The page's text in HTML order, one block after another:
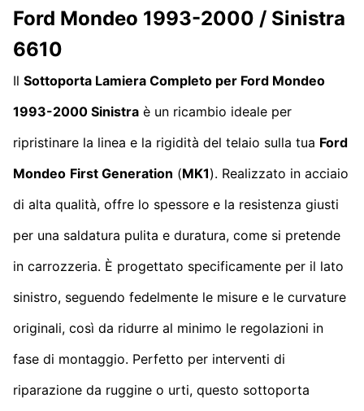
Ford Mondeo 1993-2000 / Sinistra
6610
Il Sottoporta Lamiera Completo per Ford Mondeo
1993-2000 Sinistra è un ricambio ideale per
ripristinare la linea e la rigidità del telaio sulla tua Ford
Mondeo First Generation (MK1). Realizzato in acciaio
di alta qualità, offre lo spessore e la resistenza giusti
per una saldatura pulita e duratura, come si pretende
in carrozzeria. È progettato specificamente per il lato
sinistro, seguendo fedelmente le misure e le curvature
originali, così da ridurre al minimo le regolazioni in
fase di montaggio. Perfetto per interventi di
riparazione da ruggine o urti, questo sottoporta